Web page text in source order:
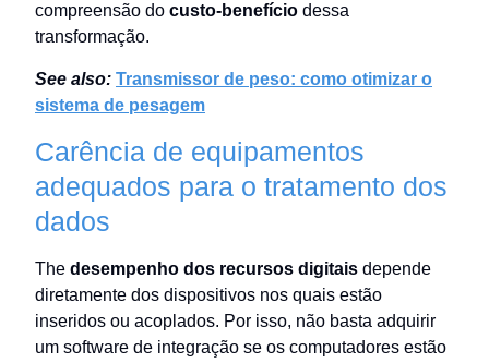
compreensão do custo-benefício dessa
transformação.
See also: Transmissor de peso: como otimizar o
sistema de pesagem
Carência de equipamentos
adequados para o tratamento dos
dados
The desempenho dos recursos digitais depende
diretamente dos dispositivos nos quais estão
inseridos ou acoplados. Por isso, não basta adquirir
um software de integração se os computadores estão